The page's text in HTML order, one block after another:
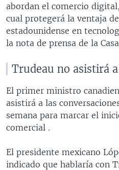
abordan el comercio
cual protegerá la ventaja
estadounidense en
la nota de prensa de la
Trudeau no asistirá
El primer ministro
asistirá a las
semana para marcar el
comercial .
El presidente mexicano
indicado que hablaría con